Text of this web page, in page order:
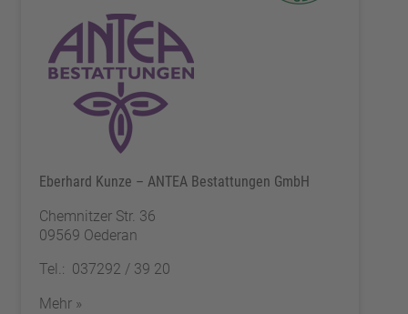
Eberhard Kunze – ANTEA Bestattungen GmbH
Chemnitzer Str. 36
09569 Oederan
Tel.: 037292 / 39 20
Mehr »